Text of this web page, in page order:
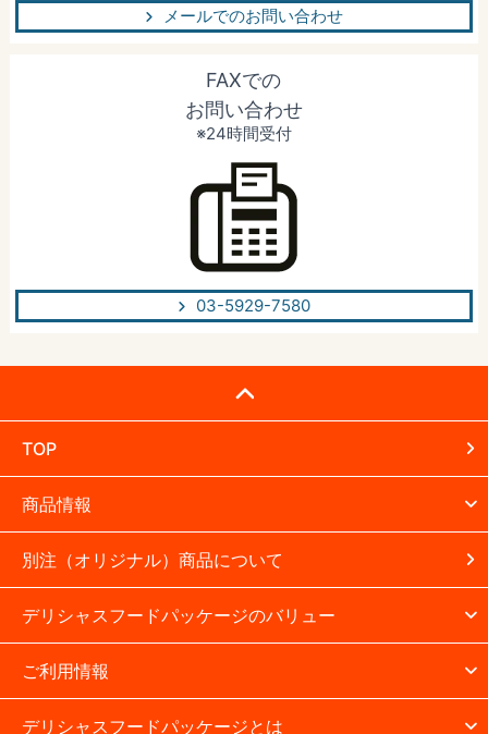
メールでのお問い合わせ
FAXでの
お問い合わせ
※24時間受付
03-5929-7580
TOP
商品情報
別注（オリジナル）商品について
デリシャスフードパッケージのバリュー
ご利用情報
デリシャスフードパッケージとは